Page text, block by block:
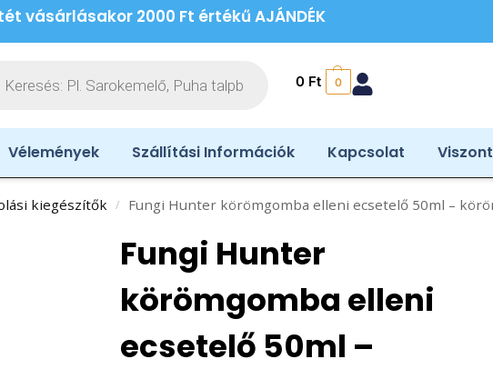
vásárlásakor 2000 Ft értékű AJÁNDÉK
0 Ft 0
Vélemények Szállítási Információk Kapcsolat
kiegészítők / Fungi Hunter körömgomba elleni ecsetelő 50ml – körömgomba elleni szer
Fungi Hunter
körömgomba elleni
ecsetelő 50ml –